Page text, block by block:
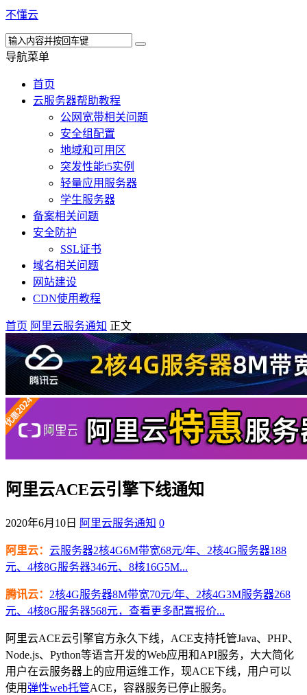
不懂云
导航菜单
首页
云服务器帮助教程
公网宽带相关问题
安全组配置
地域和可用区
突发性能t5实例
轻量应用服务器
学生服务器
备案相关问题
安全防护
SSL证书
域名相关问题
网站建设
CDN使用教程
首页 阿里云服务通知 正文
阿里云ACE云引擎下线通知
2020年6月10日 阿里云服务通知 0
阿里云： 云服务器2核4G6M带宽68元/年、2核4G服务器188
元、4核8G服务器346元、8核16G5M...
腾讯云： 2核4G服务器8M带宽70元/年、2核4G3M服务器268
元、4核8G服务器568元，查看更多配置报价...
阿里云ACE云引擎官方永久下线，ACE支持托管Java、PHP、
Node.js、Python等语言开发的Web应用和API服务，大大简化
用户在云服务器上的应用运维工作，现ACE下线，用户可以
使用 弹性web托管ACE，容器服务已停止服务。